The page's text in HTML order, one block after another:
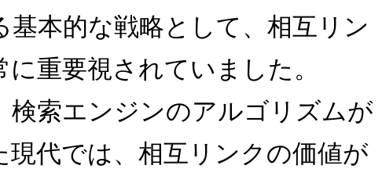
基本的な戦略として、相互リン
に重要視されていました。
検索エンジンのアルゴリズムが
現代では、相互リンクの価値が